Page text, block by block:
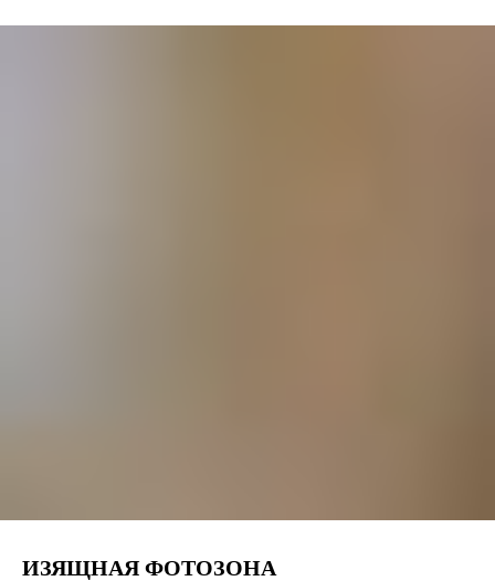
ИЗЯЩНАЯ ФОТОЗОНА